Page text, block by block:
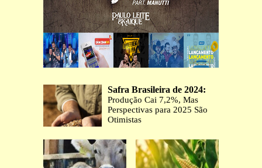
Safra Brasileira de 2024:
Produção Cai 7,2%, Mas
Perspectivas para 2025 São
Otimistas